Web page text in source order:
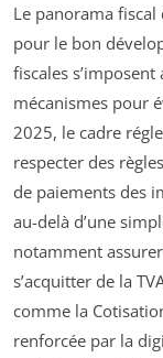
Le panorama fiscal
pour le bon
fiscales
mécanismes pour
2025, le cadre
respecter des
de paiements des
au-delà d’une
notamment
s’acquitter de la
comme la
renforcée par la